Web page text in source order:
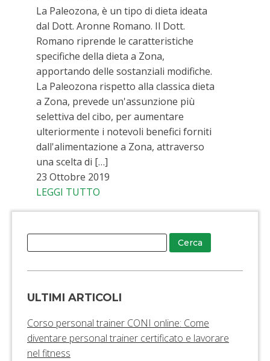
La Paleozona, è un tipo di dieta ideata
dal Dott. Aronne Romano. Il Dott.
Romano riprende le caratteristiche
specifiche della dieta a Zona,
apportando delle sostanziali modifiche.
La Paleozona rispetto alla classica dieta
a Zona, prevede un'assunzione più
selettiva del cibo, per aumentare
ulteriormente i notevoli benefici forniti
dall'alimentazione a Zona, attraverso
una scelta di […]
23 Ottobre 2019
LEGGI TUTTO
ULTIMI ARTICOLI
Corso personal trainer CONI online: Come
diventare personal trainer certificato e lavorare
nel fitness